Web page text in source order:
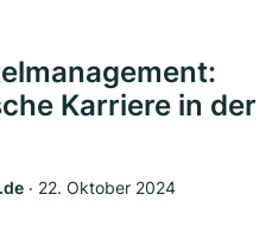
Karriere in der
‧ 22. Oktober 2024